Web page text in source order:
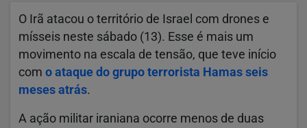
O Irã atacou o território de Israel com drones e
mísseis neste sábado (13). Esse é mais um
movimento na escala de tensão, que teve início
com o ataque do grupo terrorista Hamas seis
meses atrás.
A ação militar iraniana ocorre menos de duas